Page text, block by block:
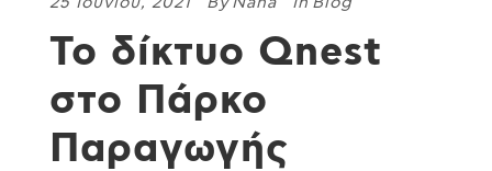
Το δίκτυο Qnest
στο Πάρκο
Παραγωγής